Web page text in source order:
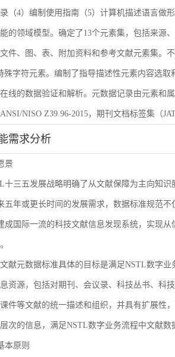
（4）编制使用指南（5）计算机描述语言做
的领域模型。确定了13个元素集，包括来源
件、图、表、附加资料和参考文献元素集。
殊字符元素。编制了指导描述性元素内容选
线的数据验证和解析。元数据记录由元素和
NISO Z39.96-2015，期刊文档标签集（
需求分析
景
十三五发展战略明确了从文献保障为主向知
五年或更长时间的发展需求，数据标准规范
成国际一流的科技文献信息发现系统，实现
献元数据标准具体的目标是满足NSTL数字
资源，包括对期刊、会议录、科技丛书、科
件等文献的统一描述和组织，并具有扩展性
次的信息，满足NSTL数字业务流程中文献数
本原则